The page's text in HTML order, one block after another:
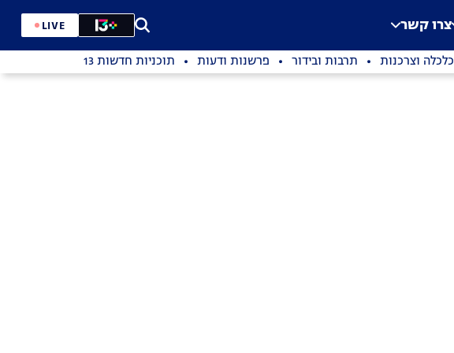
צרו קשר LIVE
כלכלה וצרכנות תרבות ובידור פרשנות ודעות תוכניות חדשות 13